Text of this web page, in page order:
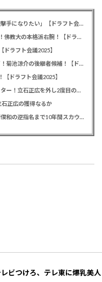
カープドラ6西川篤夢！「日本を代表する遊撃手になりたい」【ドラフト会議2025】
カープドラ5赤木晴哉！191cm最速153キロ！佛教大の本格派右腕！【ドラフト会議2025】
ラフト会議2025】
カープドラ3勝田成！近畿大163cmセカンド！菊池涼介の後継者候補！【ドラフト会議2025】
ドラフト会議2025】
カープドラ1平川蓮！187cmのスイッチヒッター！立石正広を外し2度目の重複も新井監督がクジを引き当てる！【ドラフト会議2025】
石正広の獲得なるか
緒方孝市カープドラ3指名で青学出禁！澤﨑俊和の逆指名まで10年間スカウト出禁
レビつけろ、テレ東に爆乳美人